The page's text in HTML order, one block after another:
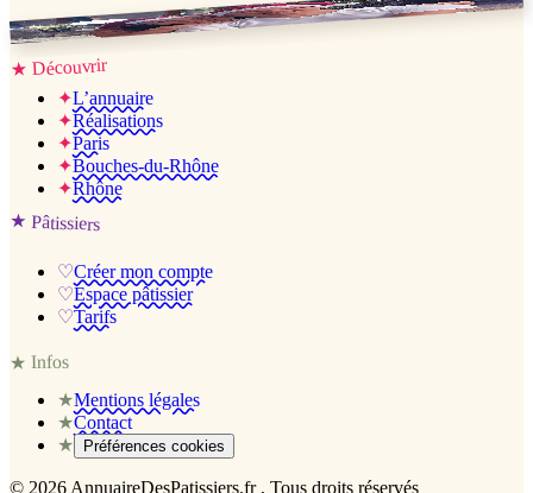
Jessica & Jérémy ♡
★ Découvrir
✦L’annuaire
✦Réalisations
✦Paris
✦Bouches-du-Rhône
✦Rhône
★ Pâtissiers
♡Créer mon compte
♡Espace pâtissier
♡Tarifs
★Infos
★Mentions légales
★Contact
★
Préférences cookies
© 2026 AnnuaireDesPatissiers.fr , Tous droits réservés